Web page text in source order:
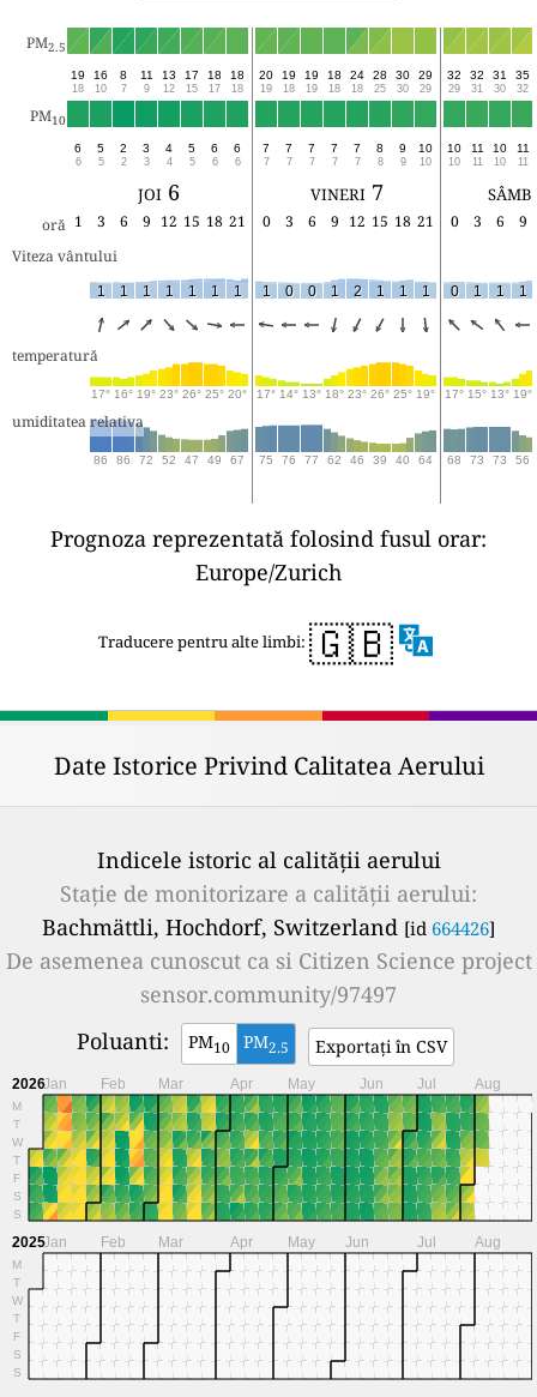
PM2.5
19
18
16
10
8
7
11
9
13
12
17
15
18
17
18
18
20
19
19
18
19
19
18
18
24
18
28
25
30
30
29
29
32
29
32
31
31
30
35
32
PM10
6
6
5
5
2
2
3
3
4
4
5
5
6
6
6
6
7
7
7
7
7
7
7
7
7
7
8
8
9
9
10
10
10
10
11
11
10
10
11
11
joi 6 vineri 7
oră 1 3 6 9 12 15 18 21 0 3 6 9 12 15 18 21 0 3 6
9
Viteza vântului
1 1 1 1 1 1 1 1 0 0 1 2 1 1 1 0 1 1 1
temperatură
17° 16° 19° 23° 26° 25° 20° 17° 14° 13° 18° 23° 26° 25° 19° 17° 15° 13° 19°
umiditatea relativa
86 86 72 52 47 49 67 75 76 77 62 46 39 40 64 68 73 73 56
Prognoza reprezentată folosind fusul orar:
Europe/Zurich
Traducere pentru alte limbi: 🇬🇧
Date Istorice Privind Calitatea Aerului
Indicele istoric al calității aerului
Stație de monitorizare a calității aerului:
Bachmättli, Hochdorf, Switzerland [id 664426]
De asemenea cunoscut ca siCitizen Science project
sensor.community/97497
Poluanti:
PM10 PM2.5 Exportați în CSV
2026
M
T
W
T
F
S
S
Jan Feb Mar Apr May Jun Jul Aug
2025
M
T
W
T
F
S
S
Jan Feb Mar Apr May Jun Jul Aug